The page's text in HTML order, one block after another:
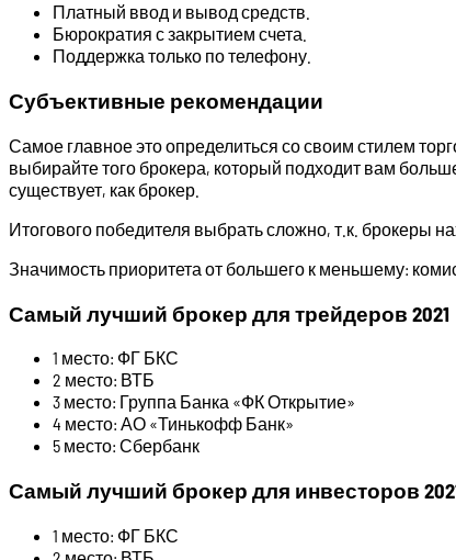
Платный ввод и вывод средств.
Бюрократия с закрытием счета.
Поддержка только по телефону.
Субъективные рекомендации
Самое главное это определиться со своим стилем
выбирайте того брокера, который подходит вам
существует, как брокер.
Итогового победителя выбрать сложно, т.к. брокеры
Значимость приоритета от большего к меньшему:
Самый лучший брокер для трейдеров 2021
1 место: ФГ БКС
2 место: ВТБ
3 место: Группа Банка «ФК Открытие»
4 место: АО «Тинькофф Банк»
5 место: Сбербанк
Самый лучший брокер для инвесторов
1 место: ФГ БКС